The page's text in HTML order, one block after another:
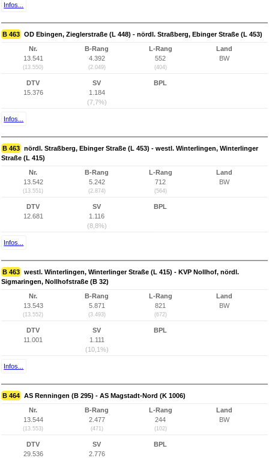
Infos...
B 463 OD Ebingen, Zieglerstraße (L 448) - nördl. Straßberg, Ebinger Straße (L 453)
Nr.
13.541
(13.550)
B-Rang
4.392
(2.049)
L-Rang
552
(404)
Land
BW
DTV
15.376
SV
1.184
(7,7%)
BPL
Infos...
B 463 nördl. Straßberg, Ebinger Straße (L 453) - westl. Winterlingen, Winterlinger
Straße (L 415)
Nr.
13.542
(13.551)
B-Rang
5.242
(2.874)
L-Rang
712
(564)
Land
BW
DTV
12.681
SV
1.116
(8,8%)
BPL
Infos...
B 463 westl. Winterlingen, Winterlinger Straße (L 415) - KVP Nollhof, nördl.
Sigmaringen, Nollhofstraße (B 32)
Nr.
13.543
(13.552)
B-Rang
5.871
(3.493)
L-Rang
821
(672)
Land
BW
DTV
11.001
SV
1.111
(10,1%)
BPL
Infos...
B 464 AS Renningen (B 295) - AS Magstadt-Nord (K 1006)
Nr.
13.544
(13.553)
B-Rang
2.477
(471)
L-Rang
244
(102)
Land
BW
DTV
29.536
SV
2.776
BPL